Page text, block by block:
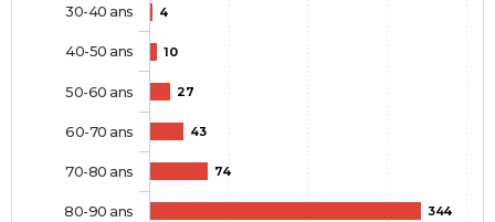
4
10
27
43
74
344
30-40 ans
40-50 ans
50-60 ans
60-70 ans
70-80 ans
80-90 ans